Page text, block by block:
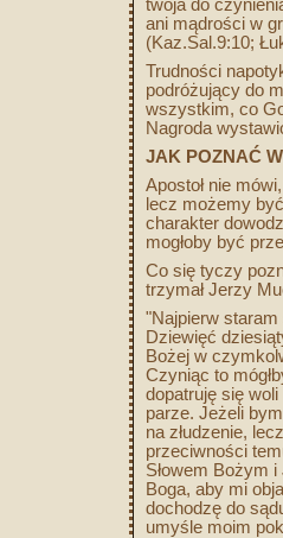
twoja do
ani mądrości w
(Kaz.Sal.9:10;
Trudności
podróżujący do
wszystkim, co
Nagroda
JAK POZNAĆ
Apostoł nie
lecz możemy
charakter
mogłoby być
Co się tyczy
trzymał Jerzy
"Najpierw staram
Dziewięć
Bożej w
Czyniąc to
dopatruję się
parze. Jeżeli
na złudzenie,
przeciwności
Słowem Bożym
Boga, aby mi
dochodzę do
umyśle moim